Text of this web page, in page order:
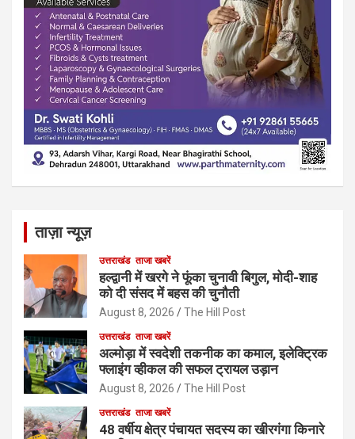
ताज़ा न्यूज़
उत्तराखंड ताजा खबरें
हल्द्वानी में खरगे ने फूंका चुनावी बिगुल, मोदी-शाह
को दी संसद में बहस की चुनौती
August 8, 2026 The Hill Post
उत्तराखंड ताजा खबरें
अल्मोड़ा में स्वदेशी तकनीक का कमाल, इलेक्ट्रिक
फ्लाइंग व्हीकल की सफल ट्रायल उड़ान
August 8, 2026 The Hill Post
उत्तराखंड ताजा खबरें
48 वर्षीय क्षेत्र पंचायत सदस्य का खीरगंगा किनारे